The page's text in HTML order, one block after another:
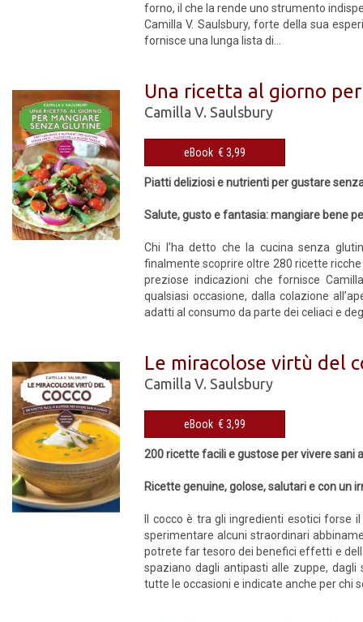
forno, il che la rende uno strumento
Camilla V. Saulsbury, forte della sua
fornisce una lunga lista di...
Una ricetta al giorno
Camilla V. Saulsbury
eBook € 3,99
Piatti deliziosi e nutrienti per gustare
Salute, gusto e fantasia: mangiare bene
Chi l’ha detto che la cucina senza
finalmente scoprire oltre 280 ricette
preziose indicazioni che fornisce
qualsiasi occasione, dalla colazione
adatti al consumo da parte dei celiaci e
Le miracolose virtù del
Camilla V. Saulsbury
eBook € 3,99
200 ricette facili e gustose per vivere sani
Ricette genuine, golose, salutari e con un
Il cocco è tra gli ingredienti esotici forse
sperimentare alcuni straordinari
potrete far tesoro dei benefici effetti e
spaziano dagli antipasti alle zuppe,
tutte le occasioni e indicate anche per chi